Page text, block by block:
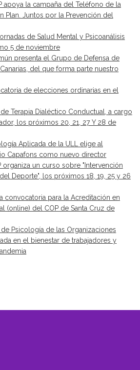
apoya la campaña del Teléfono de la
Plan. Juntos por la Prevención del
de Salud Mental y Psicoanálisis
5 de noviembre
presenta el Grupo de Defensa de
del que forma parte nuestro
de elecciones ordinarias en el
Terapia Dialéctico Conductual, a cargo
los próximos 20, 21, 27 Y 28 de
Aplicada de la ULL elige al
Capafons como nuevo director
organiza un curso sobre "Intervención
Deporte", los próximos 18, 19, 25 y 26
convocatoria para la Acreditación en
(online) del COP de Santa Cruz de
Psicología de las Organizaciones
en el bienestar de trabajadores y